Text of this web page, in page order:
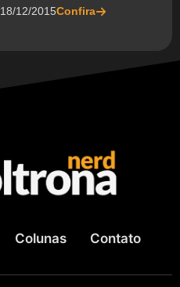
18/12/2015Confira
Colunas Contato